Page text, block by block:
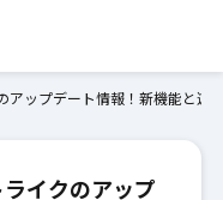
アップデート情報！新機能と遊
イクのアップ